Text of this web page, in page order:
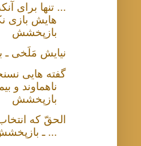
... تنها برای
هایش بازی
بازپخشش
نیایش مَلَخی
گفته هایی
ناهماوند و
بازپخشش
الحقّ که
... ـ